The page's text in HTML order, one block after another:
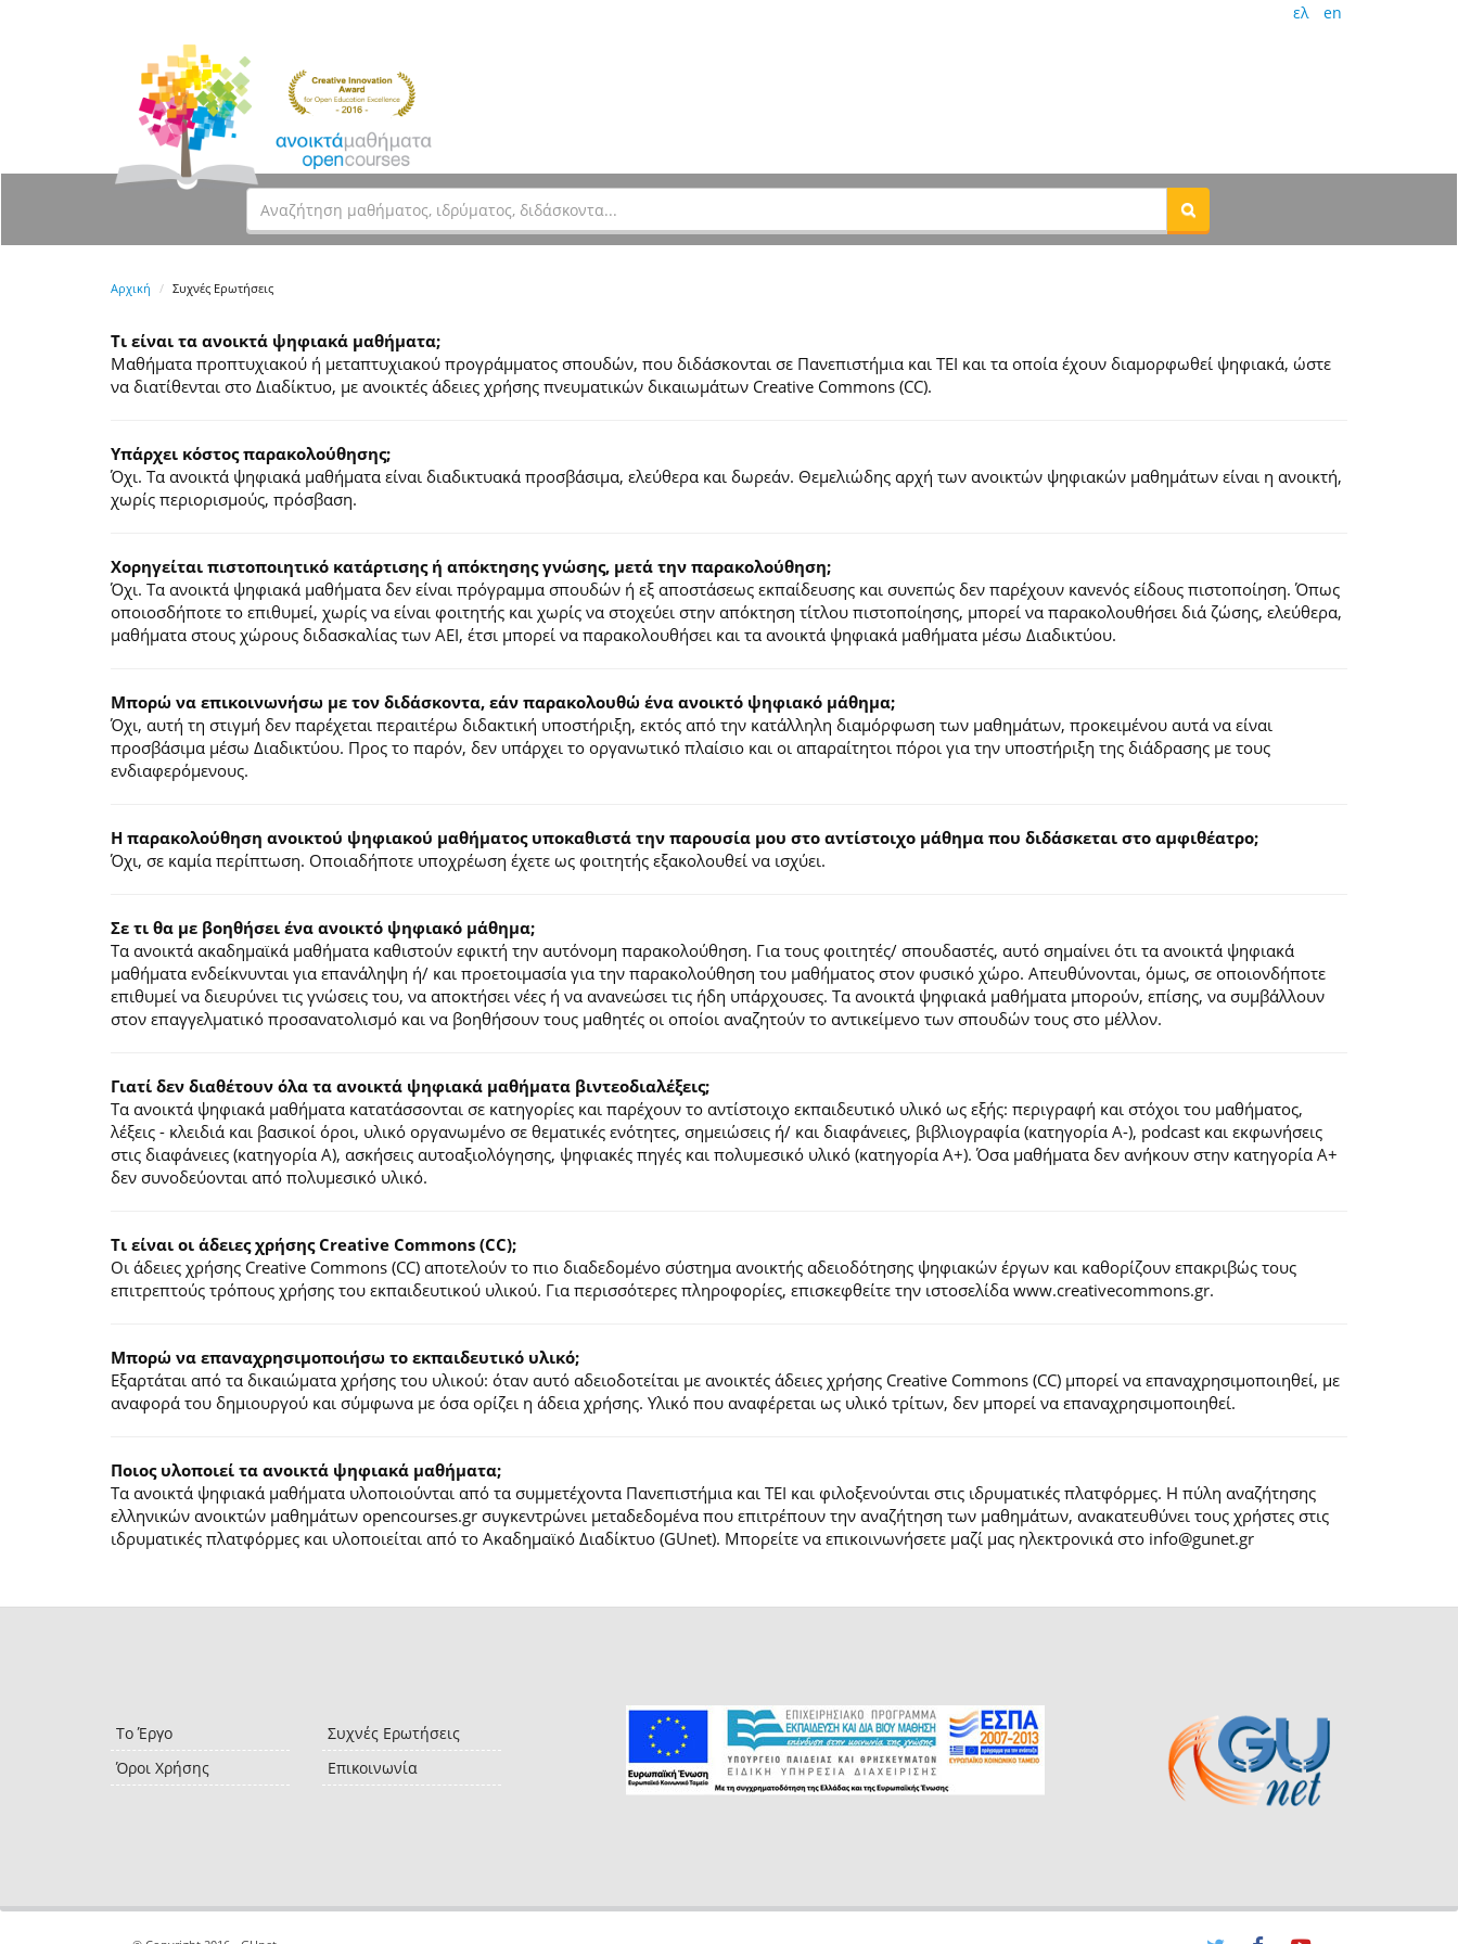
ελ en
Αρχική Συχνές Ερωτήσεις
Τι είναι τα ανοικτά ψηφιακά μαθήματα;
Μαθήματα προπτυχιακού ή μεταπτυχιακού προγράμματος σπουδών, που διδάσκονται σε Πανεπιστήμια και ΤΕΙ και τα οποία έχουν διαμορφωθεί ψηφιακά, ώστε
να διατίθενται στο Διαδίκτυο, με ανοικτές άδειες χρήσης πνευματικών δικαιωμάτων Creative Commons (CC).
Υπάρχει κόστος παρακολούθησης;
Όχι. Τα ανοικτά ψηφιακά μαθήματα είναι διαδικτυακά προσβάσιμα, ελεύθερα και δωρεάν. Θεμελιώδης αρχή των ανοικτών ψηφιακών μαθημάτων είναι η ανοικτή,
χωρίς περιορισμούς, πρόσβαση.
Χορηγείται πιστοποιητικό κατάρτισης ή απόκτησης γνώσης, μετά την παρακολούθηση;
Όχι. Τα ανοικτά ψηφιακά μαθήματα δεν είναι πρόγραμμα σπουδών ή εξ αποστάσεως εκπαίδευσης και συνεπώς δεν παρέχουν κανενός είδους πιστοποίηση. Όπως
οποιοσδήποτε το επιθυμεί, χωρίς να είναι φοιτητής και χωρίς να στοχεύει στην απόκτηση τίτλου πιστοποίησης, μπορεί να παρακολουθήσει διά ζώσης, ελεύθερα,
μαθήματα στους χώρους διδασκαλίας των ΑΕΙ, έτσι μπορεί να παρακολουθήσει και τα ανοικτά ψηφιακά μαθήματα μέσω Διαδικτύου.
Μπορώ να επικοινωνήσω με τον διδάσκοντα, εάν παρακολουθώ ένα ανοικτό ψηφιακό μάθημα;
Όχι, αυτή τη στιγμή δεν παρέχεται περαιτέρω διδακτική υποστήριξη, εκτός από την κατάλληλη διαμόρφωση των μαθημάτων, προκειμένου αυτά να είναι
προσβάσιμα μέσω Διαδικτύου. Προς το παρόν, δεν υπάρχει το οργανωτικό πλαίσιο και οι απαραίτητοι πόροι για την υποστήριξη της διάδρασης με τους
ενδιαφερόμενους.
Η παρακολούθηση ανοικτού ψηφιακού μαθήματος υποκαθιστά την παρουσία μου στο αντίστοιχο μάθημα που διδάσκεται στο αμφιθέατρο;
Όχι, σε καμία περίπτωση. Οποιαδήποτε υποχρέωση έχετε ως φοιτητής εξακολουθεί να ισχύει.
Σε τι θα με βοηθήσει ένα ανοικτό ψηφιακό μάθημα;
Τα ανοικτά ακαδημαϊκά μαθήματα καθιστούν εφικτή την αυτόνομη παρακολούθηση. Για τους φοιτητές/ σπουδαστές, αυτό σημαίνει ότι τα ανοικτά ψηφιακά
μαθήματα ενδείκνυνται για επανάληψη ή/ και προετοιμασία για την παρακολούθηση του μαθήματος στον φυσικό χώρο. Απευθύνονται, όμως, σε οποιονδήποτε
επιθυμεί να διευρύνει τις γνώσεις του, να αποκτήσει νέες ή να ανανεώσει τις ήδη υπάρχουσες. Τα ανοικτά ψηφιακά μαθήματα μπορούν, επίσης, να συμβάλλουν
στον επαγγελματικό προσανατολισμό και να βοηθήσουν τους μαθητές οι οποίοι αναζητούν το αντικείμενο των σπουδών τους στο μέλλον.
Γιατί δεν διαθέτουν όλα τα ανοικτά ψηφιακά μαθήματα βιντεοδιαλέξεις;
Τα ανοικτά ψηφιακά μαθήματα κατατάσσονται σε κατηγορίες και παρέχουν το αντίστοιχο εκπαιδευτικό υλικό ως εξής: περιγραφή και στόχοι του μαθήματος,
λέξεις - κλειδιά και βασικοί όροι, υλικό οργανωμένο σε θεματικές ενότητες, σημειώσεις ή/ και διαφάνειες, βιβλιογραφία (κατηγορία Α-), podcast και εκφωνήσεις
στις διαφάνειες (κατηγορία Α), ασκήσεις αυτοαξιολόγησης, ψηφιακές πηγές και πολυμεσικό υλικό (κατηγορία Α+). Όσα μαθήματα δεν ανήκουν στην κατηγορία Α+
δεν συνοδεύονται από πολυμεσικό υλικό.
Τι είναι οι άδειες χρήσης Creative Commons (CC);
Οι άδειες χρήσης Creative Commons (CC) αποτελούν το πιο διαδεδομένο σύστημα ανοικτής αδειοδότησης ψηφιακών έργων και καθορίζουν επακριβώς τους
επιτρεπτούς τρόπους χρήσης του εκπαιδευτικού υλικού. Για περισσότερες πληροφορίες, επισκεφθείτε την ιστοσελίδα www.creativecommons.gr.
Mπορώ να επαναχρησιμοποιήσω το εκπαιδευτικό υλικό;
Εξαρτάται από τα δικαιώματα χρήσης του υλικού: όταν αυτό αδειοδοτείται με ανοικτές άδειες χρήσης Creative Commons (CC) μπορεί να επαναχρησιμοποιηθεί, με
αναφορά του δημιουργού και σύμφωνα με όσα ορίζει η άδεια χρήσης. Υλικό που αναφέρεται ως υλικό τρίτων, δεν μπορεί να επαναχρησιμοποιηθεί.
Ποιος υλοποιεί τα ανοικτά ψηφιακά μαθήματα;
Τα ανοικτά ψηφιακά μαθήματα υλοποιούνται από τα συμμετέχοντα Πανεπιστήμια και ΤΕΙ και φιλοξενούνται στις ιδρυματικές πλατφόρμες. H πύλη αναζήτησης
ελληνικών ανοικτών μαθημάτων opencourses.gr συγκεντρώνει μεταδεδομένα που επιτρέπουν την αναζήτηση των μαθημάτων, ανακατευθύνει τους χρήστες στις
ιδρυματικές πλατφόρμες και υλοποιείται από το Ακαδημαϊκό Διαδίκτυο (GUnet). Μπορείτε να επικοινωνήσετε μαζί μας ηλεκτρονικά στο info@gunet.gr
Το Έργο
Όροι Χρήσης
Συχνές Ερωτήσεις
Επικοινωνία